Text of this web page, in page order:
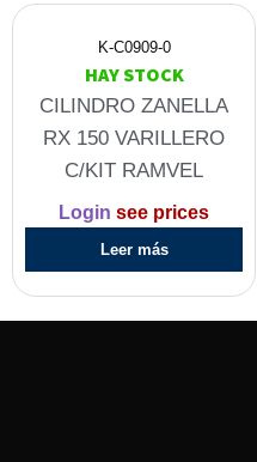
K-C0909-0
HAY STOCK
CILINDRO ZANELLA
RX 150 VARILLERO
C/KIT RAMVEL
Login see prices
Leer más